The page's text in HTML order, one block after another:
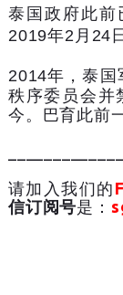
泰国政府此前
2019年2 月 24
2014年，泰国
秩序委员会并
今。巴育此前
请加入我们的
信订阅号是：